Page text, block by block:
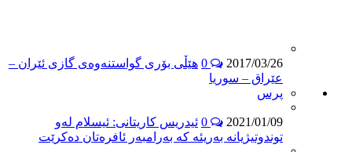
2017/03/26
هێڵی بۆری گواستنەوەی گازی ئێران –
عێراق – سوریا
پرس
2021/01/09
ئیدریس کاریتانی: ئیسلام لەو
توندوتیژیانە بەریئە کە بەرامبەر ئافرەتان دەکرێت